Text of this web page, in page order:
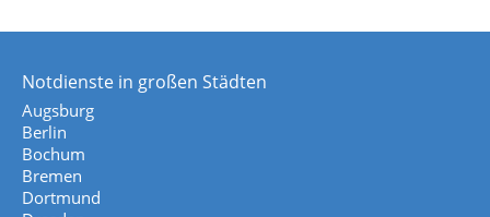
Notdienste in großen Städten
Augsburg
Berlin
Bochum
Bremen
Dortmund